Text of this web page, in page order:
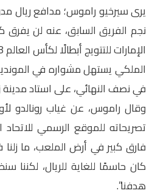
يرى سيرخيو راموس؛ مدافع ريال
نجم الفريق السابق، عنه لن يفرق
الإمارات للتتويج أبطالًا لكأس العالم 2018.
الملكي يستهل مشواره في المونديال
في نصف النهائي، على استاد مدينة
وقال راموس، عن غياب رونالدو
تصريحاته للموقع الرسمي
فارق كبير في أرض الملعب، ما زلنا
كان حاسمًا للغاية للريال، لكننا
هدفنا”.